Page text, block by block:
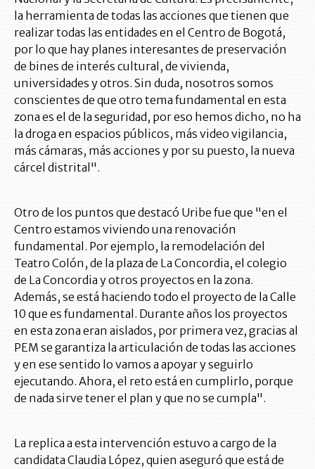
la herramienta de todas las acciones que tienen que
realizar todas las entidades en el Centro de Bogotá,
por lo que hay planes interesantes de preservación
de bines de interés cultural, de vivienda,
universidades y otros. Sin duda, nosotros somos
conscientes de que otro tema fundamental en esta
zona es el de la seguridad, por eso hemos dicho, no ha
la droga en espacios públicos, más video vigilancia,
más cámaras, más acciones y por su puesto, la nueva
cárcel distrital".
Otro de los puntos que destacó Uribe fue que "en el
Centro estamos viviendo una renovación
fundamental. Por ejemplo, la remodelación del
Teatro Colón, de la plaza de La Concordia, el colegio
de La Concordia y otros proyectos en la zona.
Además, se está haciendo todo el proyecto de la Calle
10 que es fundamental. Durante años los proyectos
en esta zona eran aislados, por primera vez, gracias al
PEM se garantiza la articulación de todas las acciones
y en ese sentido lo vamos a apoyar y seguirlo
ejecutando. Ahora, el reto está en cumplirlo, porque
de nada sirve tener el plan y que no se cumpla".
La replica a esta intervención estuvo a cargo de la
candidata Claudia López, quien aseguró que está de